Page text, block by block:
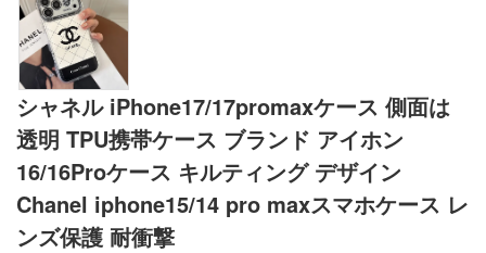
シャネル iPhone17/17promaxケース 側面は
透明 TPU携帯ケース ブランド アイホン
16/16Proケース キルティング デザイン
Chanel iphone15/14 pro maxスマホケース レ
ンズ保護 耐衝撃